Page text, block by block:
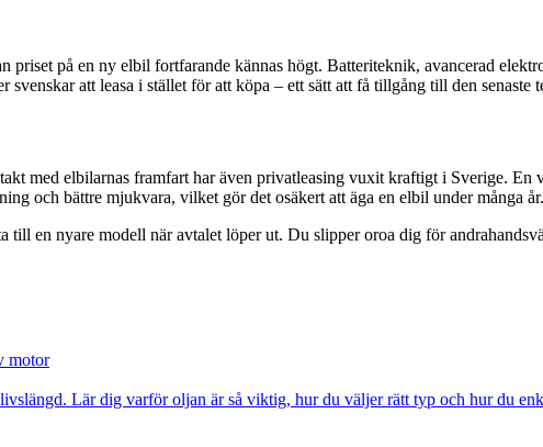
priset på en ny elbil fortfarande kännas högt. Batteriteknik, avancerad
att leasa i stället för att köpa – ett sätt att få tillgång till den
med elbilarnas framfart har även privatleasing vuxit kraftigt i Sverige.
och bättre mjukvara, vilket gör det osäkert att äga en elbil under många år.
till en nyare modell när avtalet löper ut. Du slipper oroa dig för
motor
Lär dig varför oljan är så viktig, hur du väljer rätt typ och hur du